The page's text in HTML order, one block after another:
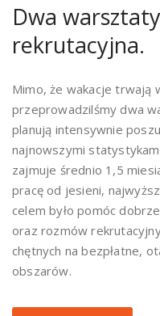
Dwa
rekrutacyjna.
Mimo, że wakacje trwają
przeprowadzilśmy dwa
planują intensywnie
najnowszymi
zajmuje średnio 1,5
pracę od jesieni,
celem było pomóc
oraz rozmów
chętnych na bezpłatne,
obszarów.